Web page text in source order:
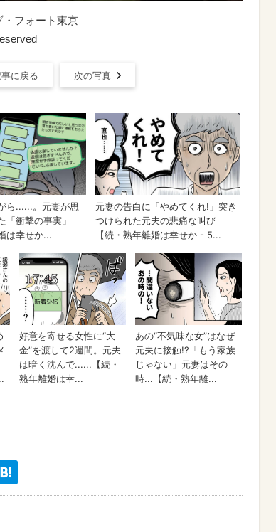
・フォート東京
に戻る 次の写真